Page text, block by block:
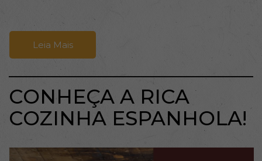
Leia Mais
CONHEÇA A RICA
COZINHA ESPANHOLA!